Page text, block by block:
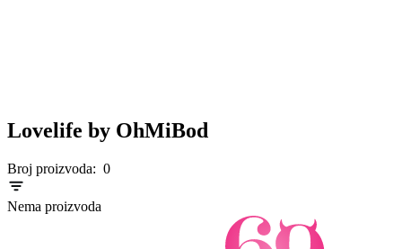
Lovelife by OhMiBod
Broj proizvoda: 0
Nema proizvoda